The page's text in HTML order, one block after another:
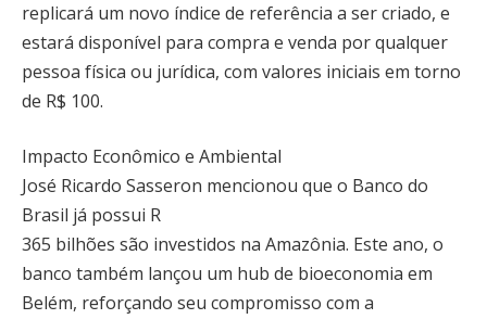
replicará um novo índice de referência a ser criado, e
estará disponível para compra e venda por qualquer
pessoa física ou jurídica, com valores iniciais em torno
de R$ 100.
Impacto Econômico e Ambiental
José Ricardo Sasseron mencionou que o Banco do
Brasil já possui R
365 bilhões são investidos na Amazônia. Este ano, o
banco também lançou um hub de bioeconomia em
Belém, reforçando seu compromisso com a